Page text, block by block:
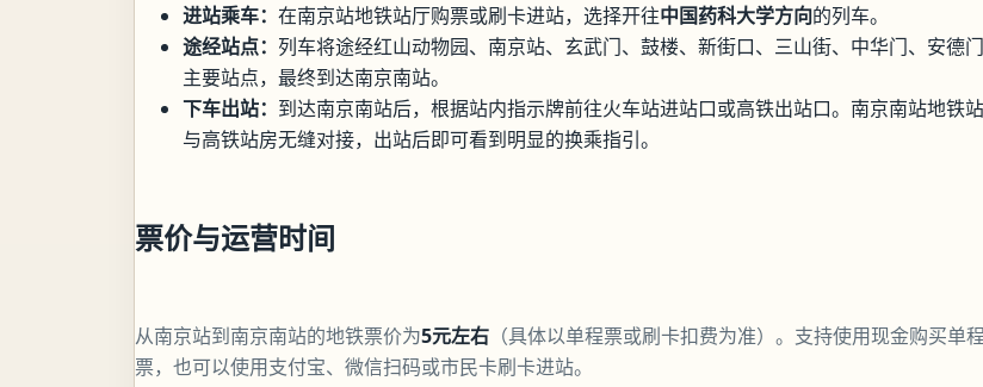
进站乘车： 在南京站地铁站厅购票或刷卡进站，选择开往中国药科大学方向的列车。
途经站点： 列车将途经红山动物园、南京站、玄武门、鼓楼、新街口、三山街、中华门、安德
主要站点，最终到达南京南站。
下车出站： 到达南京南站后，根据站内指示牌前往火车站进站口或高铁出站口。南京南站地铁
与高铁站房无缝对接，出站后即可看到明显的换乘指引。
票价与运营时间
从南京站到南京南站的地铁票价为5元左右 （具体以单程票或刷卡扣费为准）。支持使用现金购买单程
票，也可以使用支付宝、微信扫码或市民卡刷卡进站。